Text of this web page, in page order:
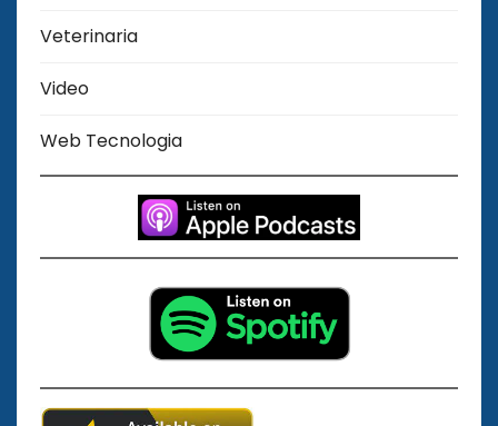
Veterinaria
Video
Web Tecnologia